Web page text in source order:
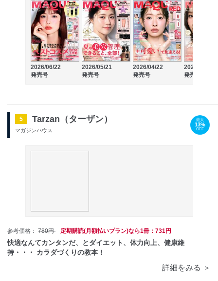
2026/06/22
発売号
2026/05/21
発売号
2026/04/22
発売号
2026/03/21
発売号
5 Tarzan（ターザン）
マガジンハウス
最大
13%
OFF
参考価格： 780円 定期購読(月額払いプラン)なら1冊：731円
快適なんてカンタンだ、とダイエット、体力向上、健康維
持・・・ カラダづくりの教本！
詳細をみる ＞